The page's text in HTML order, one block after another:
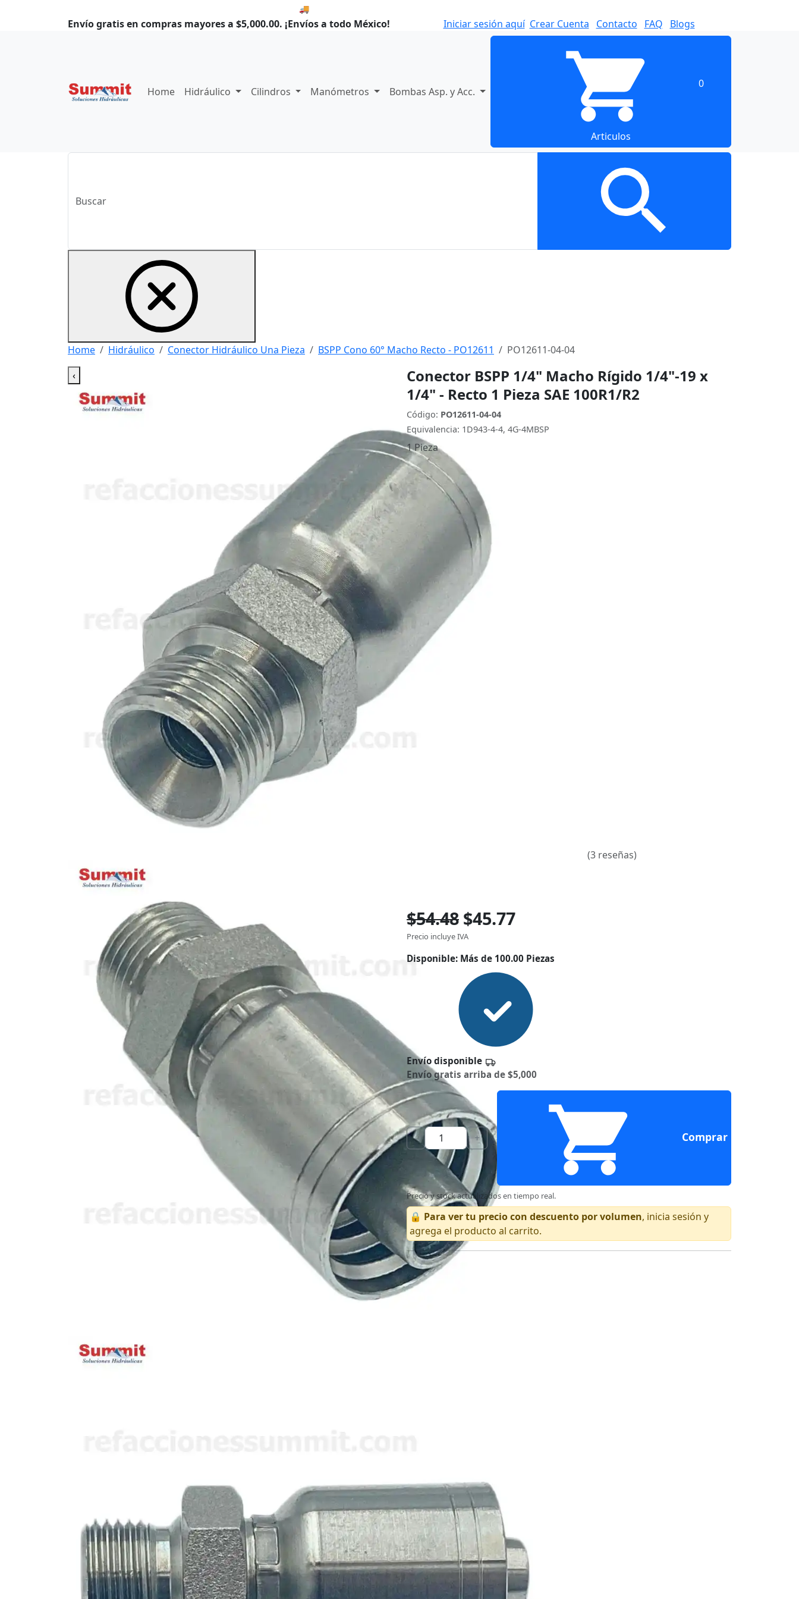
🚚 Envío el Viernes, 07 de agosto si compras hoy.
Envío gratis en compras mayores a $5,000.00. ¡Envíos a todo México! Iniciar sesión aquí Crear Cuenta Contacto FAQ Blogs
Home Hidráulico Cilindros Manómetros Bombas Asp. y Acc.
0
Articulos
Home Hidráulico Conector Hidráulico Una Pieza BSPP Cono 60° Macho Recto - PO12611
PO12611-04-04
‹
Conector BSPP 1/4" Macho Rígido 1/4"-19 x
1/4" - Recto 1 Pieza SAE 100R1/R2
Código: PO12611-04-04
Equivalencia: 1D943-4-4, 4G-4MBSP
1 Pieza
(3 reseñas)
$54.48 $45.77
Precio incluye IVA
Disponible: Más de 100.00 Piezas
Envío disponible
Envío gratis arriba de $5,000
- + Comprar
Precio y stock actualizados en tiempo real.
🔒 Para ver tu precio con descuento por volumen, inicia sesión y
agrega el producto al carrito.